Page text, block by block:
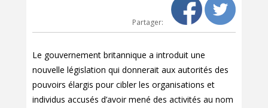
Partager:
Le gouvernement britannique a introduit une
nouvelle législation qui donnerait aux autorités des
pouvoirs élargis pour cibler les organisations et
individus accusés d’avoir mené des activités au nom